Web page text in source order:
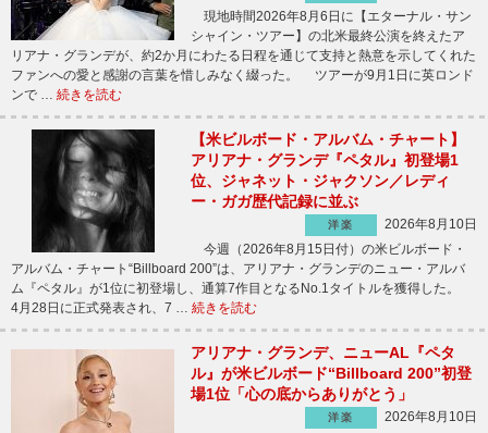
現地時間2026年8月6日に【エターナル・サン
シャイン・ツアー】の北米最終公演を終えたア
リアナ・グランデが、約2か月にわたる日程を通じて支持と熱意を示してくれた
ファンへの愛と感謝の言葉を惜しみなく綴った。 ツアーが9月1日に英ロンド
ンで … 続きを読む
【米ビルボード・アルバム・チャート】
アリアナ・グランデ『ペタル』初登場1
位、ジャネット・ジャクソン／レディ
ー・ガガ歴代記録に並ぶ
洋楽
2026年8月10日
今週（2026年8月15日付）の米ビルボード・
アルバム・チャート“Billboard 200”は、アリアナ・グランデのニュー・アルバ
ム『ペタル』が1位に初登場し、通算7作目となるNo.1タイトルを獲得した。
4月28日に正式発表され、7 … 続きを読む
アリアナ・グランデ、ニューAL『ペタ
ル』が米ビルボード“Billboard 200”初登
場1位「心の底からありがとう」
洋楽
2026年8月10日